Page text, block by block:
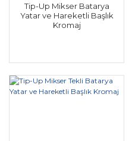
Tip-Up Mikser Batarya
Yatar ve Hareketli Başlık
Kromaj